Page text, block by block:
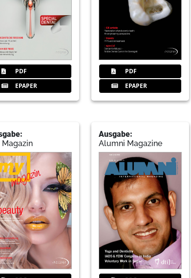
PDF
EPAPER
PDF
EPAPER
Magazin
Ausgabe:
Alumni Magazine